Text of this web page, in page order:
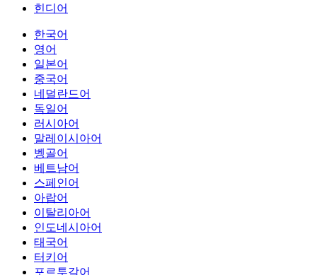
힌디어
한국어
영어
일본어
중국어
네덜란드어
독일어
러시아어
말레이시아어
벵골어
베트남어
스페인어
아랍어
이탈리아어
인도네시아어
태국어
터키어
포르투갈어